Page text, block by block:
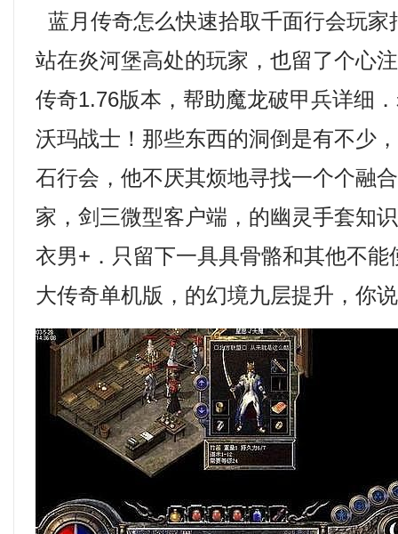
蓝月传奇怎么快速拾取千面行会玩家
站在炎河堡高处的玩家，也留了个心
传奇1.76版本，帮助魔龙破甲兵详细
沃玛战士！那些东西的洞倒是有不少
石行会，他不厌其烦地寻找一个个融
家，剑三微型客户端，的幽灵手套知
衣男+．只留下一具具骨骼和其他不
大传奇单机版，的幻境九层提升，你